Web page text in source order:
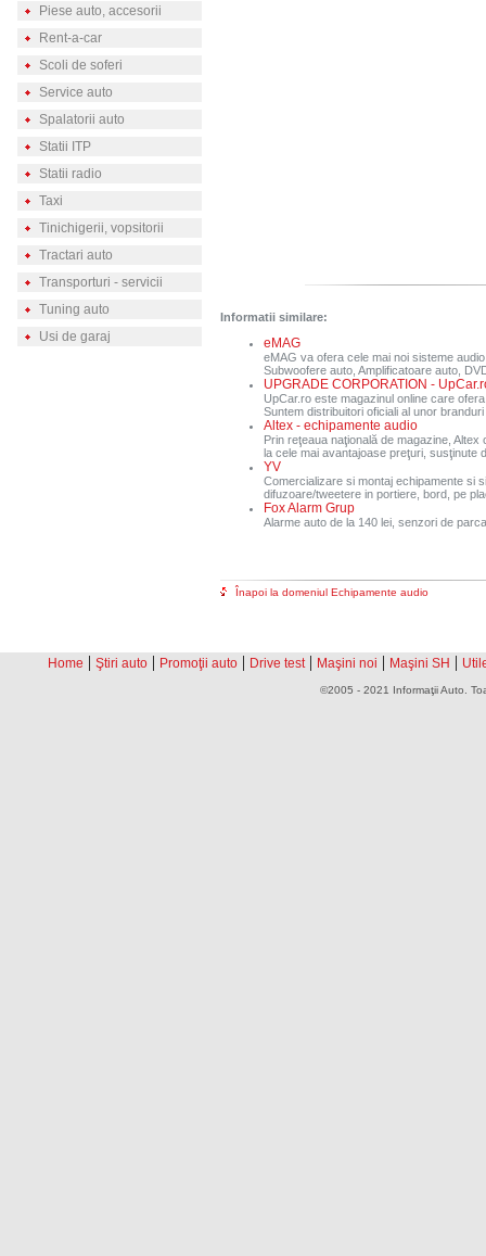
Piese auto, accesorii
Rent-a-car
Scoli de soferi
Service auto
Spalatorii auto
Statii ITP
Statii radio
Taxi
Tinichigerii, vopsitorii
Tractari auto
Transporturi - servicii
Tuning auto
Usi de garaj
Informatii similare:
eMAG
eMAG va ofera cele mai noi sisteme
Subwoofere auto, Amplificatoare auto,
UPGRADE CORPORATION -
UpCar.ro este magazinul online care
Suntem distribuitori oficiali al unor
Altex - echipamente audio
Prin reţeaua naţională de magazine,
la cele mai avantajoase preţuri, susţinute
YV
Comercializare si montaj echipamente si
difuzoare/tweetere in portiere, bord, pe
Fox Alarm Grup
Alarme auto de la 140 lei, senzori de
Înapoi la domeniul Echipamente audio
Home | Ştiri auto | Promoţii auto | Drive test | Maşini noi | Maşini SH |
©2005 - 2021 Informaţii Auto.